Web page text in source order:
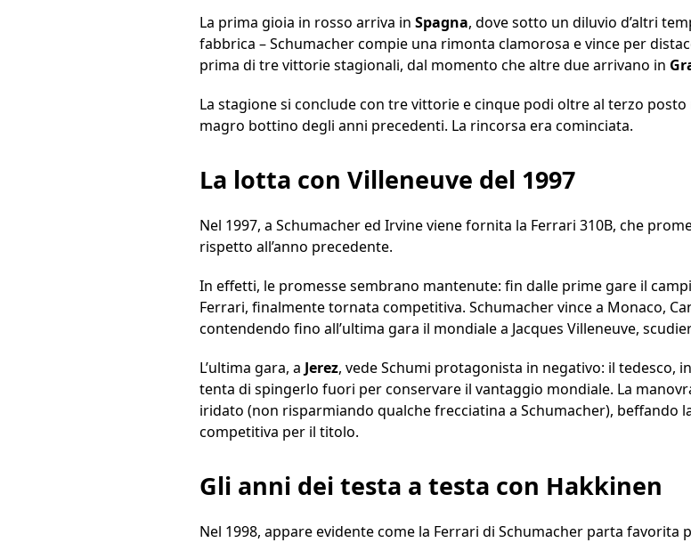
La prima gioia in rosso arriva in Spagna, dove sotto un diluvio d’altri
fabbrica – Schumacher compie una rimonta clamorosa e vince per
prima di tre vittorie stagionali, dal momento che altre due arrivano in
La stagione si conclude con tre vittorie e cinque podi oltre al terzo
magro bottino degli anni precedenti. La rincorsa era cominciata.
La lotta con Villeneuve del 1997
Nel 1997, a Schumacher ed Irvine viene fornita la Ferrari 310B, che
rispetto all’anno precedente.
In effetti, le promesse sembrano mantenute: fin dalle prime gare il
Ferrari, finalmente tornata competitiva. Schumacher vince a Monaco,
contendendo fino all’ultima gara il mondiale a Jacques Villeneuve,
L’ultima gara, a Jerez, vede Schumi protagonista in negativo: il tedesco,
tenta di spingerlo fuori per conservare il vantaggio mondiale. La
iridato (non risparmiando qualche frecciatina a Schumacher), beffando
competitiva per il titolo.
Gli anni dei testa a testa con Hakkinen
Nel 1998, appare evidente come la Ferrari di Schumacher parta favorita